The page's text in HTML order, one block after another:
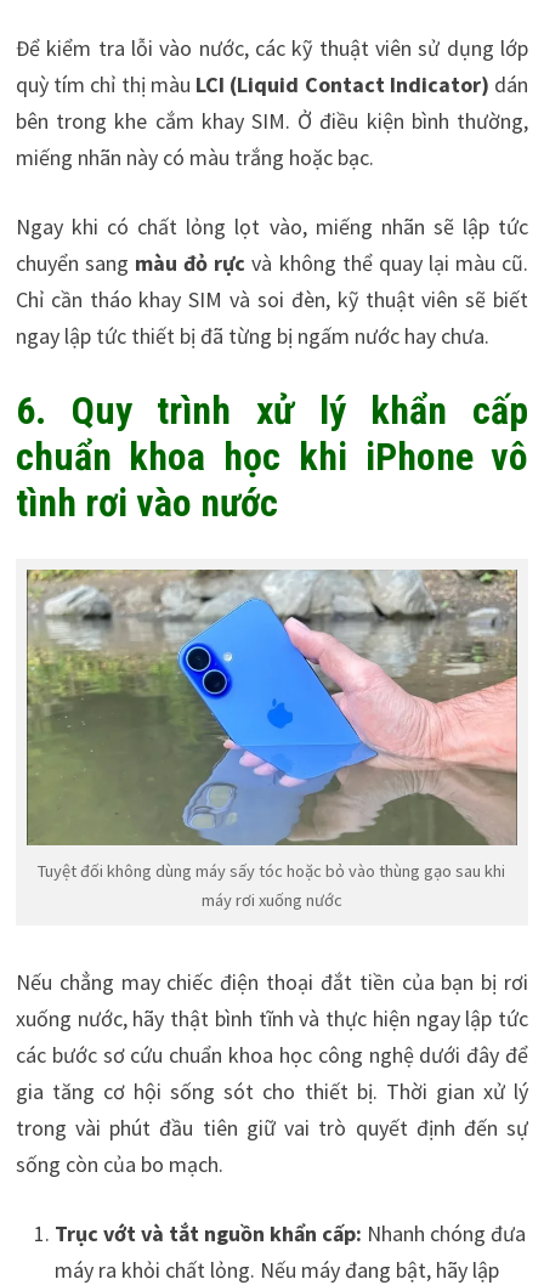
Để kiểm tra lỗi vào nước, các kỹ thuật viên sử dụng lớp
quỳ tím chỉ thị màu LCI (Liquid Contact Indicator) dán
bên trong khe cắm khay SIM. Ở điều kiện bình thường,
miếng nhãn này có màu trắng hoặc bạc.
Ngay khi có chất lỏng lọt vào, miếng nhãn sẽ lập tức
chuyển sang màu đỏ rực và không thể quay lại màu cũ.
Chỉ cần tháo khay SIM và soi đèn, kỹ thuật viên sẽ biết
ngay lập tức thiết bị đã từng bị ngấm nước hay chưa.
6. Quy trình xử lý khẩn cấp
chuẩn khoa học khi iPhone vô
tình rơi vào nước
Tuyệt đối không dùng máy sấy tóc hoặc bỏ vào thùng gạo sau khi
máy rơi xuống nước
Nếu chẳng may chiếc điện thoại đắt tiền của bạn bị rơi
xuống nước, hãy thật bình tĩnh và thực hiện ngay lập tức
các bước sơ cứu chuẩn khoa học công nghệ dưới đây để
gia tăng cơ hội sống sót cho thiết bị. Thời gian xử lý
trong vài phút đầu tiên giữ vai trò quyết định đến sự
sống còn của bo mạch.
Trục vớt và tắt nguồn khẩn cấp: Nhanh chóng đưa
máy ra khỏi chất lỏng. Nếu máy đang bật, hãy lập